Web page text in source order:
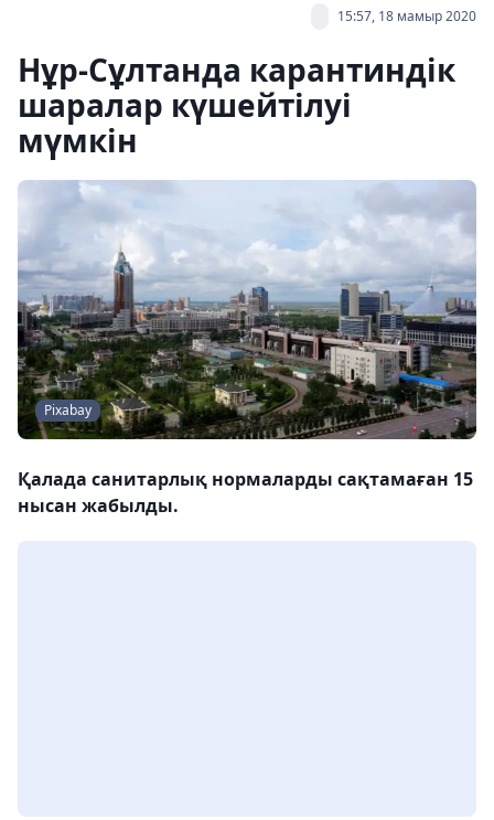
15:57, 18 мамыр 2020
Нұр-Сұлтанда карантиндік
шаралар күшейтілуі
мүмкін
Pixabay
Қалада санитарлық нормаларды сақтамаған 15
нысан жабылды.